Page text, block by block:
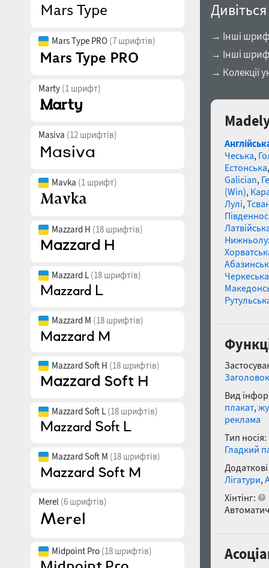
Mars Type PRO (7 шрифтів)
Marty (1 шрифт)
Masiva (12 шрифтів)
Mavka (1 шрифт)
Mazzard H (18 шрифтів)
Mazzard L (18 шрифтів)
Mazzard M (18 шрифтів)
Mazzard Soft H (18 шрифтів)
Mazzard Soft L (18 шрифтів)
Mazzard Soft M (18 шрифтів)
Merel (6 шрифтів)
Midpoint Pro (18 шрифтів)
→ Інші
→ Інші
→ Колекції
Чеська,
Естонська
Galician,
(Win),
Лулі,
Черкеська
Заголовок
Вид
плакат,
реклама
Тип носія:
Гладкий
Лігатури,
Хінтінг: